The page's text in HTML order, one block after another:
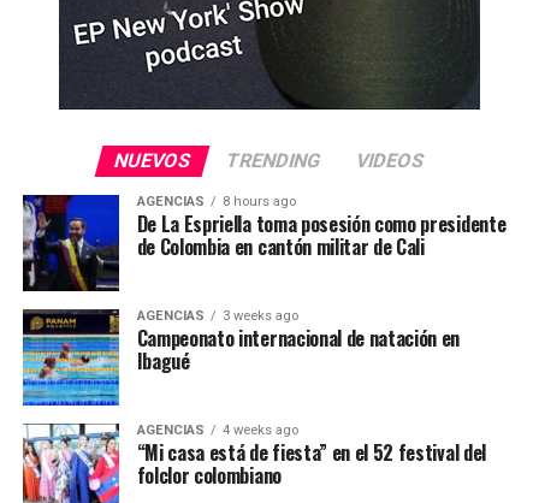
NUEVOS TRENDING VIDEOS
AGENCIAS 8 hours ago
De La Espriella toma posesión como presidente
de Colombia en cantón militar de Cali
AGENCIAS 3 weeks ago
Campeonato internacional de natación en
Ibagué
AGENCIAS 4 weeks ago
“Mi casa está de fiesta” en el 52 festival del
folclor colombiano